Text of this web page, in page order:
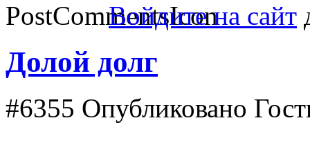
Войдите на сайт
Долой долг
#6355 Опубликовано